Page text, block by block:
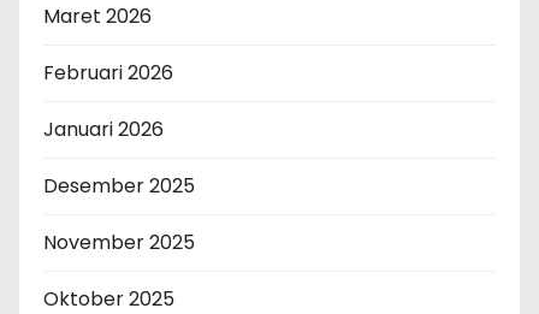
Maret 2026
Februari 2026
Januari 2026
Desember 2025
November 2025
Oktober 2025